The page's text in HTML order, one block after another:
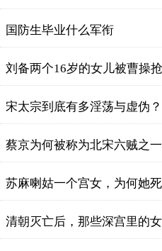
国防生毕业什么军衔
刘备两个16岁的女儿被曹操
宋太宗到底有多淫荡与虚伪？
蔡京为何被称为北宋六贼之
苏麻喇姑一个宫女，为何她
清朝灭亡后，那些深宫里的